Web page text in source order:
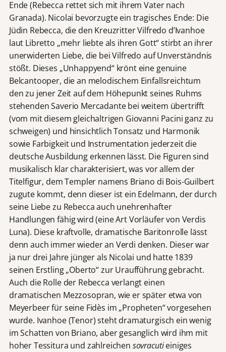
Ende (Rebecca rettet sich mit ihrem Vater nach
Granada). Nicolai bevorzugte ein tragisches Ende: Die
Jüdin Rebecca, die den Kreuzritter Vilfredo d’Ivanhoe
laut Libretto „mehr liebte als ihren Gott“ stirbt an ihrer
unerwiderten Liebe, die bei Vilfredo auf Unverständnis
stößt. Dieses „Unhappyend“ krönt eine genuine
Belcantooper, die an melodischem Einfallsreichtum
den zu jener Zeit auf dem Höhepunkt seines Ruhms
stehenden Saverio Mercadante bei weitem übertrifft
(vom mit diesem gleichaltrigen Giovanni Pacini ganz zu
schweigen) und hinsichtlich Tonsatz und Harmonik
sowie Farbigkeit und Instrumentation jederzeit die
deutsche Ausbildung erkennen lässt. Die Figuren sind
musikalisch klar charakterisiert, was vor allem der
Titelfigur, dem Templer namens Briano di Bois-Guilbert
zugute kommt, denn dieser ist ein Edelmann, der durch
seine Liebe zu Rebecca auch unehrenhafter
Handlungen fähig wird (eine Art Vorläufer von Verdis
Luna). Diese kraftvolle, dramatische Baritonrolle lässt
denn auch immer wieder an Verdi denken. Dieser war
ja nur drei Jahre jünger als Nicolai und hatte 1839
seinen Erstling „Oberto“ zur Uraufführung gebracht.
Auch die Rolle der Rebecca verlangt einen
dramatischen Mezzosopran, wie er später etwa von
Meyerbeer für seine Fidès im „Propheten“ vorgesehen
wurde. Ivanhoe (Tenor) steht dramaturgisch ein wenig
im Schatten von Briano, aber gesanglich wird ihm mit
hoher Tessitura und zahlreichen sovracutieiniges